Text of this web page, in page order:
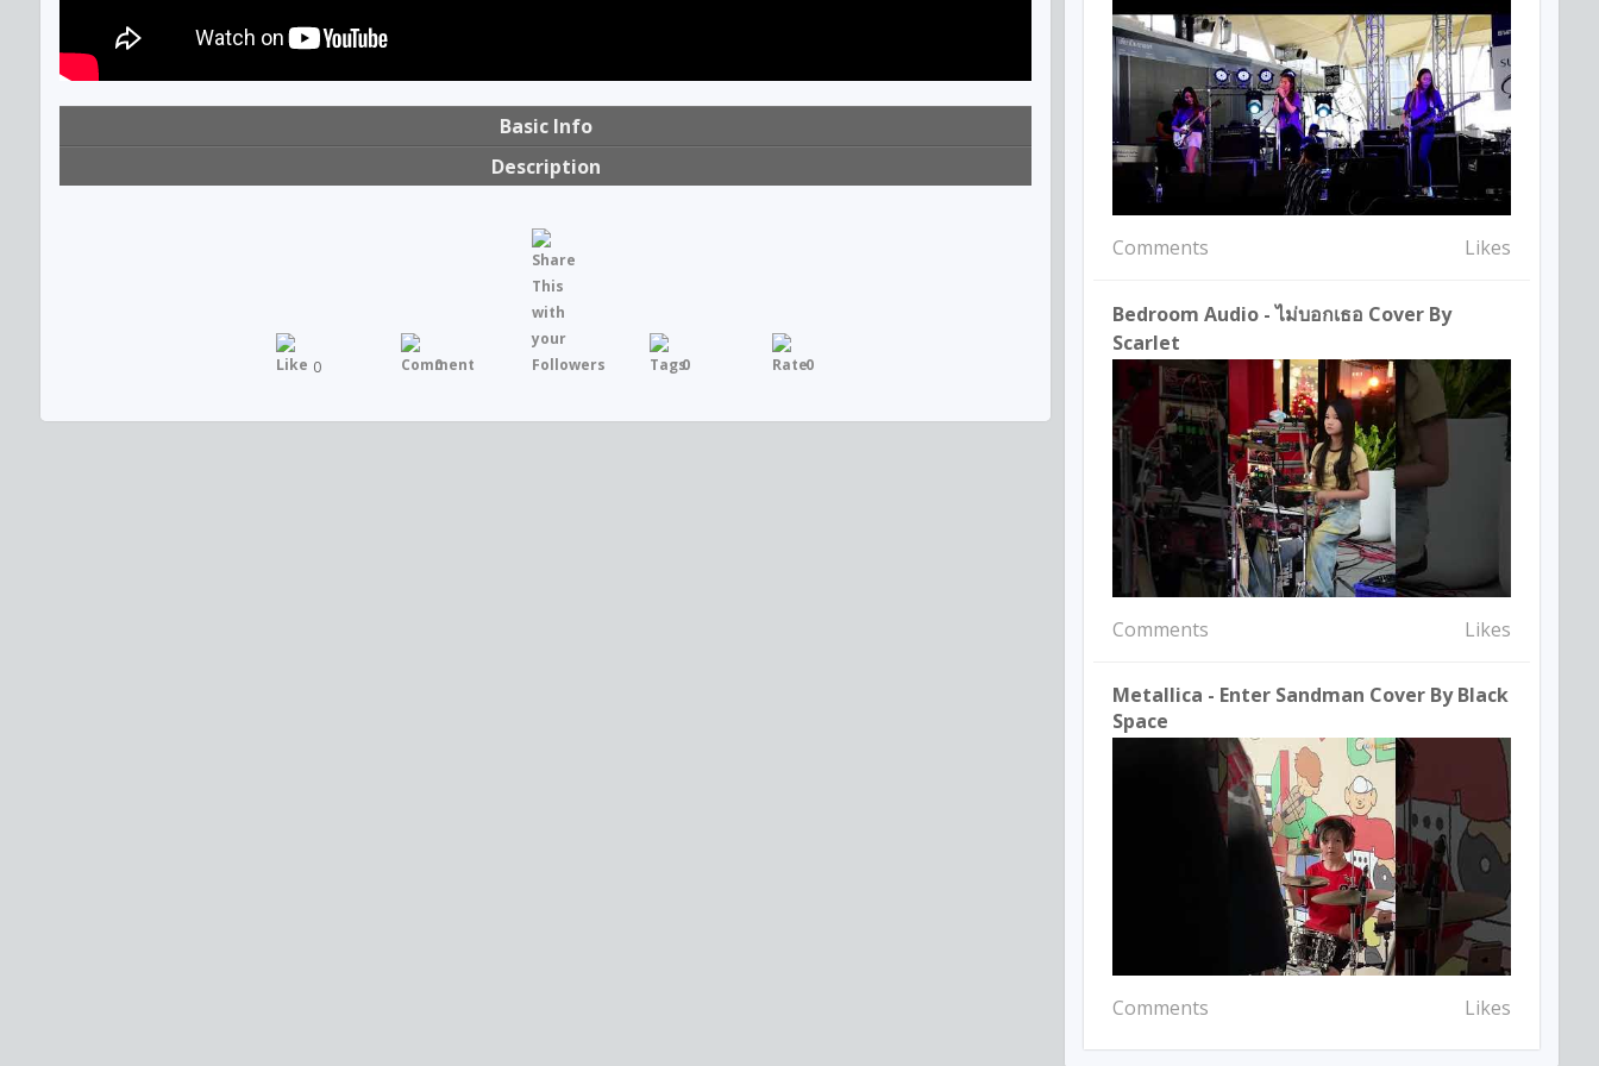
Basic Info
Description
0 0 0 0
Comments Likes
Bedroom Audio - ไม่บอกเธอ Cover By
Scarlet
Comments Likes
Metallica - Enter Sandman Cover By Black
Space
Comments Likes